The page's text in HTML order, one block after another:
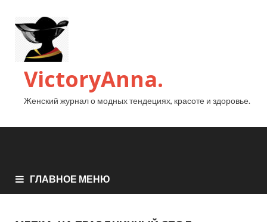
VictoryAnna.
Женский журнал о модных тендециях, красоте и здоровье.
ГЛАВНОЕ МЕНЮ